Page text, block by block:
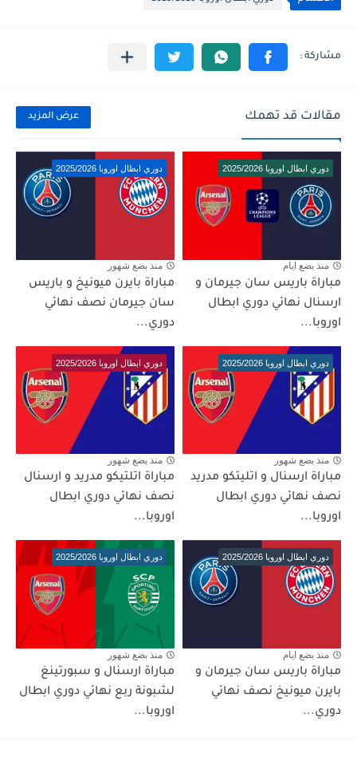
مقالات قد تهمك عرض المزيد
دوري ابطال اوروبا 2025/2026
منذ بضع ايام
مباراة باريس سان جيرمان و
ارسنال نهائي دوري ابطال
اوروبا...
دوري ابطال اوروبا 2025/2026
منذ بضع شهور
مباراة بايرن ميونيخ و باريس
سان جيرمان نصف نهائي
دوري...
دوري ابطال اوروبا 2025/2026
منذ بضع شهور
مباراة ارسنال و اتليتكو مدريد
نصف نهائي دوري ابطال
اوروبا...
دوري ابطال اوروبا 2025/2026
منذ بضع شهور
مباراة اتلتيكو مدريد و ارسنال
نصف نهائي دوري ابطال
اوروبا...
دوري ابطال اوروبا 2025/2026
منذ بضع ايام
مباراة باريس سان جيرمان و
بايرن ميونيخ نصف نهائي
دوري...
دوري ابطال اوروبا 2025/2026
منذ بضع شهور
مباراة ارسنال و سبورتينغ
لشبونة ربع نهائي دوري ابطال
اوروبا...